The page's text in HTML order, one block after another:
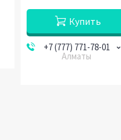
Купить
+7 (777) 771-78-01
Алматы